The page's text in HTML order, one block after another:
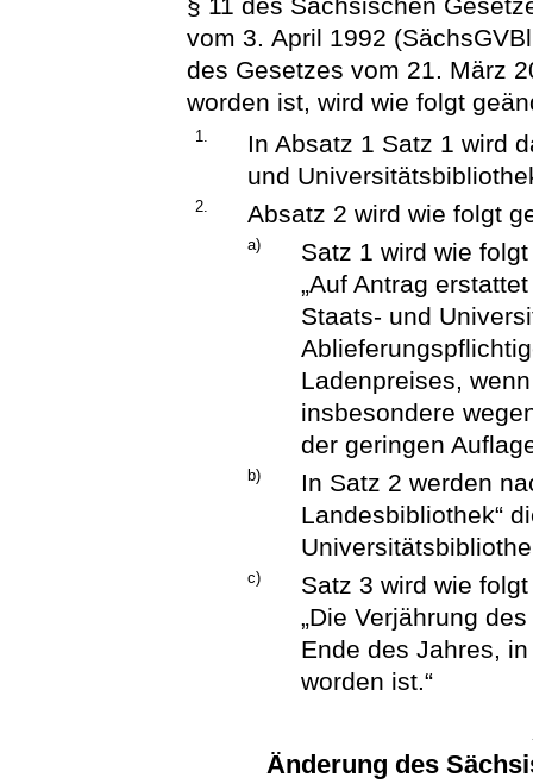
§ 11 des Sächsischen
vom 3. April 1992
des Gesetzes vom 21. März
worden ist, wird wie folgt
1.
In Absatz 1 Satz 1 wird
und
2. Absatz 2 wird wie folgt
a)
Satz 1 wird wie
„Auf Antrag
Staats- und
Ladenpreises,
insbesondere
der geringen
b)
In Satz 2 werden
Landesbibliothek“
c)
Satz 3 wird wie
„Die Verjährung
Ende des Jahres,
worden ist.“
Änderung des